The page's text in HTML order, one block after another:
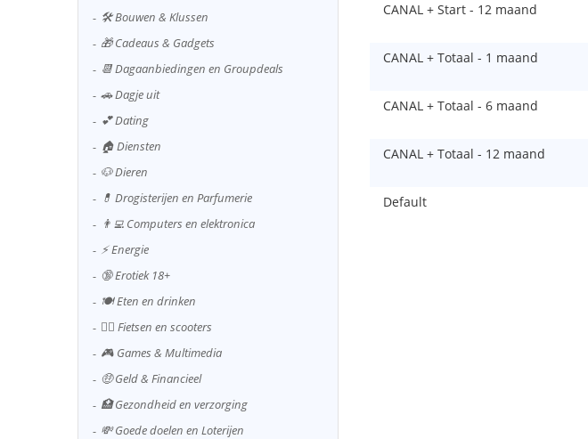
CANAL + Start - 12 maand
CANAL + Totaal - 1 maand
CANAL + Totaal - 6 maand
CANAL + Totaal - 12 maand
Default
🛠️ Bouwen & Klussen
🎁 Cadeaus & Gadgets
📆 Dagaanbiedingen en Groupdeals
🚗 Dagje uit
💕 Dating
🏠 Diensten
🐶 Dieren
💊 Drogisterijen en Parfumerie
👨‍💻 Computers en elektronica
⚡ Energie
🔞 Erotiek 18+
🍽️ Eten en drinken
🚴‍♂️ Fietsen en scooters
🎮 Games & Multimedia
🤑 Geld & Financieel
🏥 Gezondheid en verzorging
💸 Goede doelen en Loterijen